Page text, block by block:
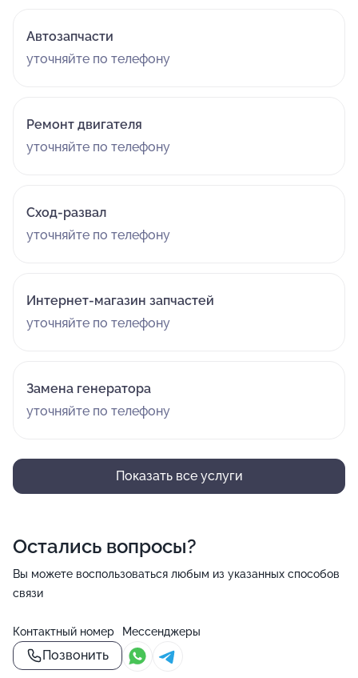
Автозапчасти
уточняйте по телефону
Ремонт двигателя
уточняйте по телефону
Сход-развал
уточняйте по телефону
Интернет-магазин запчастей
уточняйте по телефону
Замена генератора
уточняйте по телефону
Показать все услуги
Остались вопросы?
Вы можете воспользоваться любым из указанных способов
связи
Контактный номер
Позвонить
Мессенджеры